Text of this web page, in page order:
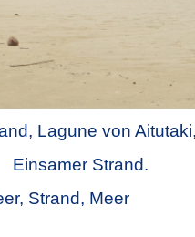
Lagune von
Einsamer Strand.
Strand, Meer